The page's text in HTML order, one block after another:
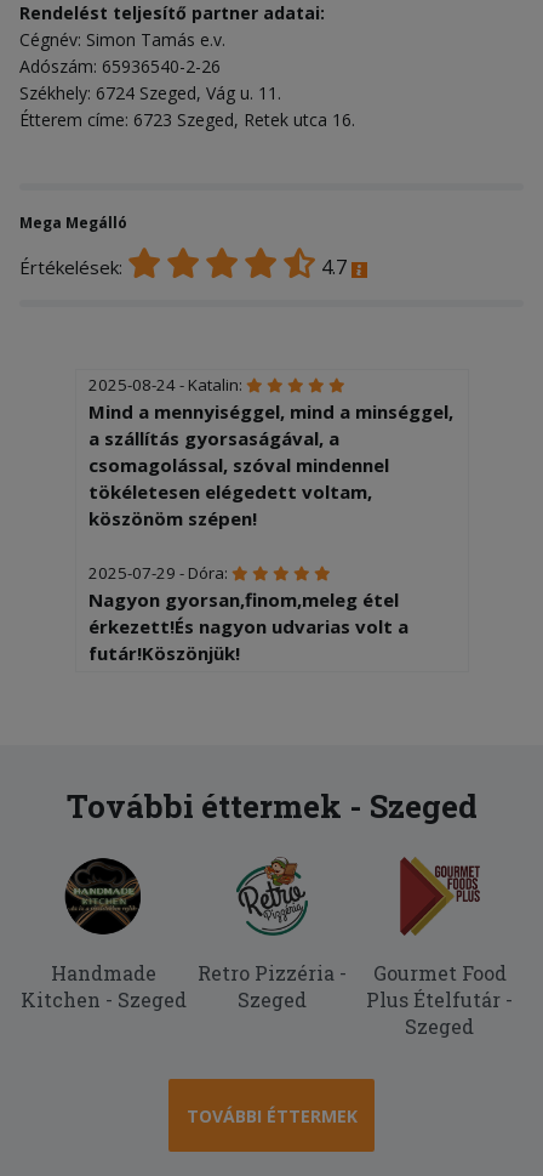
Rendelést teljesítő partner adatai:
Cégnév: Simon Tamás e.v.
Adószám: 65936540-2-26
Székhely: 6724 Szeged, Vág u. 11.
Étterem címe: 6723 Szeged, Retek utca 16.
Mega Megálló
Értékelések: 4.7
2025-08-24 - Katalin:
Mind a mennyiséggel, mind a minséggel,
a szállítás gyorsaságával, a
csomagolással, szóval mindennel
tökéletesen elégedett voltam,
köszönöm szépen!
2025-07-29 - Dóra:
Nagyon gyorsan,finom,meleg étel
érkezett!És nagyon udvarias volt a
futár!Köszönjük!
További éttermek - Szeged
Handmade
Kitchen - Szeged
Retro Pizzéria -
Szeged
Gourmet Food
Plus Ételfutár -
Szeged
TOVÁBBI ÉTTERMEK